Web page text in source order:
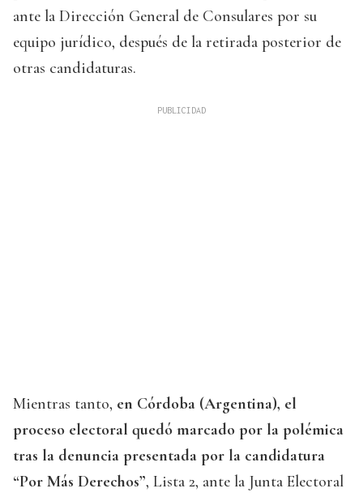
ante la Dirección General de Consulares por su
equipo jurídico, después de la retirada posterior de
otras candidaturas.
Mientras tanto, en Córdoba (Argentina), el
proceso electoral quedó marcado por la polémica
tras la denuncia presentada por la candidatura
“Por Más Derechos”, Lista 2, ante la Junta Electoral